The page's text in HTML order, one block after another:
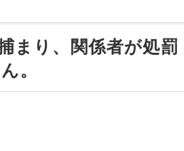
まり、関係者が処罰
。